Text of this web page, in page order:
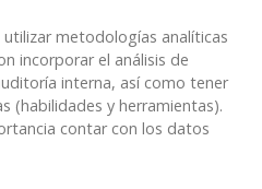
metodologías analíticas
incorporar el análisis de
interna, así como tener
(habilidades y herramientas).
contar con los datos